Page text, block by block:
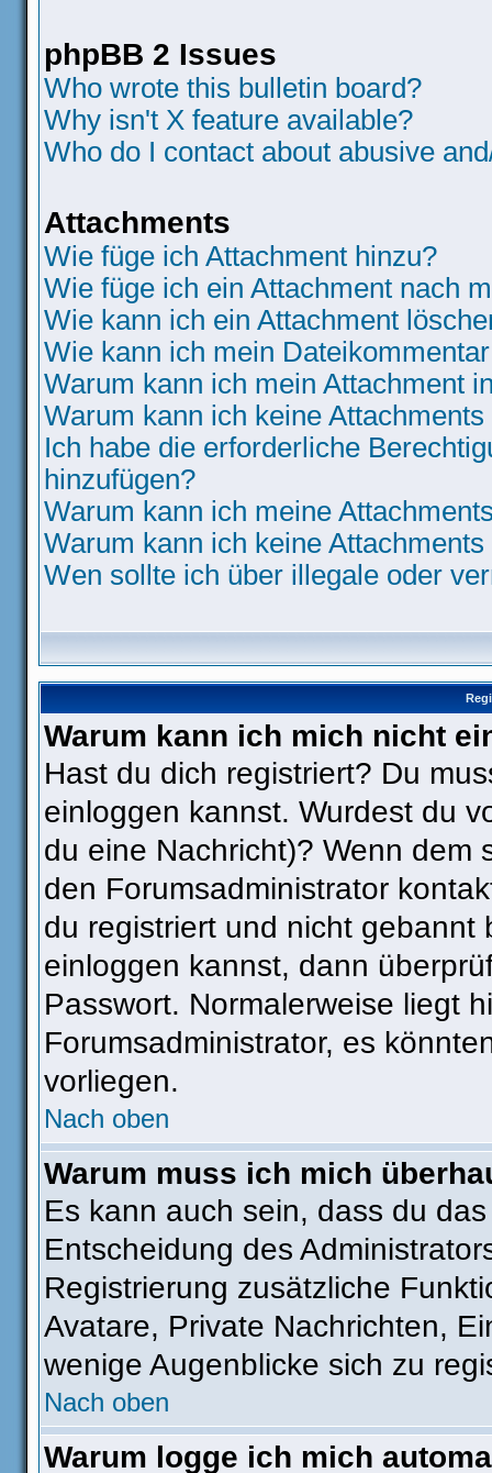
phpBB 2 Issues
Who wrote this bulletin board?
Why isn't X feature available?
Who do I contact about abusive
Attachments
Wie füge ich Attachment hinzu?
Wie füge ich ein Attachment nach
Wie kann ich ein Attachment
Wie kann ich mein
Warum kann ich mein Attachment
Warum kann ich keine
Ich habe die erforderliche
hinzufügen?
Warum kann ich meine
Warum kann ich keine
Wen sollte ich über illegale oder
Warum kann ich mich nicht
Hast du dich registriert? Du
einloggen kannst. Wurdest du
du eine Nachricht)? Wenn dem
den Forumsadministrator
du registriert und nicht gebannt
einloggen kannst, dann
Passwort. Normalerweise liegt
Forumsadministrator, es
vorliegen.
Nach oben
Warum muss ich mich
Es kann auch sein, dass du
Entscheidung des
Registrierung zusätzliche
Avatare, Private Nachrichten,
wenige Augenblicke sich zu
Nach oben
Warum logge ich mich